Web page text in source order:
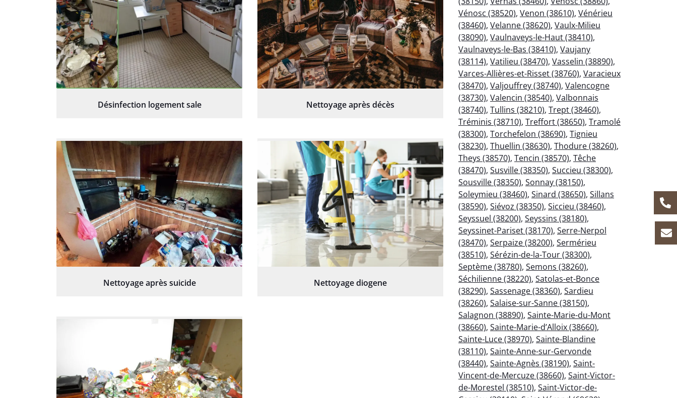
Désinfection logement sale Nettoyage après décès
Nettoyage après suicide Nettoyage diogene
Vénosc (38520), Venon (38610), Vénérieu
(38460), Velanne (38620), Vaulx-Milieu
(38090), Vaulnaveys-le-Haut (38410),
Vaulnaveys-le-Bas (38410), Vaujany
(38114), Vatilieu (38470), Vasselin (38890),
Varces-Allières-et-Risset (38760), Varacieux
(38470), Valjouffrey (38740), Valencogne
(38730), Valencin (38540), Valbonnais
(38740), Tullins (38210), Trept (38460),
Tréminis (38710), Treffort (38650), Tramolé
(38300), Torchefelon (38690), Tignieu
(38230), Thuellin (38630), Thodure (38260),
Theys (38570), Tencin (38570), Têche
(38470), Susville (38350), Succieu (38300),
Sousville (38350), Sonnay (38150),
Soleymieu (38460), Sinard (38650), Sillans
(38590), Siévoz (38350), Siccieu (38460),
Seyssuel (38200), Seyssins (38180),
Seyssinet-Pariset (38170), Serre-Nerpol
(38470), Serpaize (38200), Sermérieu
(38510), Sérézin-de-la-Tour (38300),
Septème (38780), Semons (38260),
Séchilienne (38220), Satolas-et-Bonce
(38290), Sassenage (38360), Sardieu
(38260), Salaise-sur-Sanne (38150),
Salagnon (38890), Sainte-Marie-du-Mont
(38660), Sainte-Marie-d’Alloix (38660),
Sainte-Luce (38970), Sainte-Blandine
(38110), Sainte-Anne-sur-Gervonde
(38440), Sainte-Agnès (38190), Saint-
Vincent-de-Mercuze (38660), Saint-Victor-
de-Morestel (38510), Saint-Victor-de-